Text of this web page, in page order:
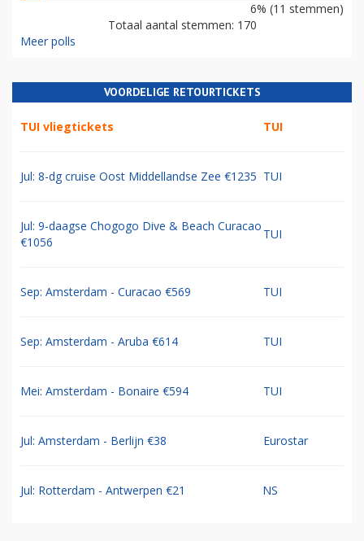
6% (11 stemmen)
Totaal aantal stemmen: 170
Meer polls
VOORDELIGE RETOURTICKETS
TUI vliegtickets TUI
Jul: 8-dg cruise Oost Middellandse Zee €1235 TUI
Jul: 9-daagse Chogogo Dive & Beach Curacao
€1056
TUI
Sep: Amsterdam - Curacao €569 TUI
Sep: Amsterdam - Aruba €614 TUI
Mei: Amsterdam - Bonaire €594 TUI
Jul: Amsterdam - Berlijn €38 Eurostar
Jul: Rotterdam - Antwerpen €21 NS